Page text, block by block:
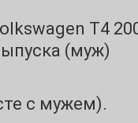
T4
(муж)
с мужем).